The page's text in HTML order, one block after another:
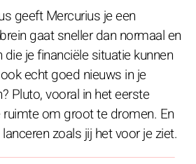
geeft Mercurius je een
gaat sneller dan normaal en
je financiële situatie kunnen
echt goed nieuws in je
Pluto, vooral in het eerste
om groot te dromen. En
zoals jij het voor je ziet.